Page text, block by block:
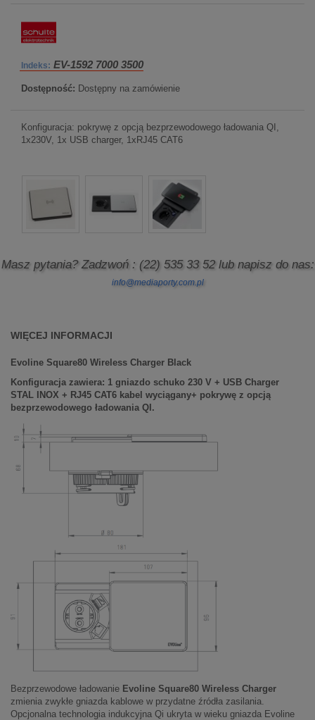
Indeks: EV-1592 7000 3500
Dostępność: Dostępny na zamówienie
Konfiguracja: pokrywę z opcją bezprzewodowego ładowania QI,
1x230V, 1x USB charger, 1xRJ45 CAT6
Masz pytania? Zadzwoń : (22) 535 33 52lub napisz do nas:
info@mediaporty.com.pl
WIĘCEJ INFORMACJI
Evoline Square80 Wireless Charger Black
Konfiguracja zawiera: 1 gniazdo schuko 230 V + USB Charger
STAL INOX + RJ45 CAT6 kabel wyciągany+ pokrywę z opcją
bezprzewodowego ładowania QI.
Bezprzewodowe ładowanie Evoline Square80 Wireless Charger
zmienia zwykłe gniazda kablowe w przydatne źródła zasilania.
Opcjonalna technologia indukcyjna Qi ukryta w wieku gniazda Evoline